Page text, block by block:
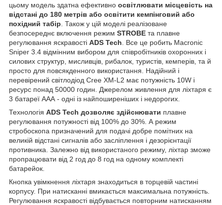
цьому модель здатна ефективно освітлювати місцевість на
відстані до 180 метрів або освітити кемпінговий або
похідний табір . Також у цій моделі реалізоване
безпосереднє включення режим STROBE та плавне
регулювання яскравості ADS Tech . Все це робить Macronic
Sniper 3.4 відмінним вибором для співробітників охоронних і
силових структур, мисливців, рибалок, туристів, кемперів, та й
просто для повсякденного використання. Надійний і
перевірений світлодіод Cree XM-L2 має потужність 10W і
ресурс понад 50000 годин. Джерелом живлення для ліхтаря є
3 батареї ААА - одні із найпоширеніших і недорогих.
Технологія ADS Tech дозволяє здійснювати плавне
регулювання потужності від 100% до 30%. А режим
стробоскопа призначений для подачі добре помітних на
великій відстані сигналів або засліплення і дезорієнтації
противника. Залежно від використаного режиму, ліхтар зможе
пропрацювати від 2 год до 8 год на одному комплекті
батарейок.
Кнопка увімкнення ліхтаря знаходиться в торцевій частині
корпусу. При натисканні вмикається максимальна потужність.
Регулювання яскравості відбувається повторним натисканням